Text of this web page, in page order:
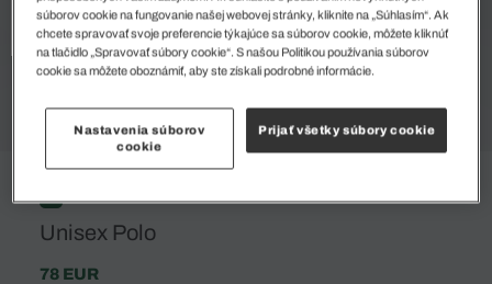
%
Unisex Polo
78 EUR
súborov cookie na fungovanie našej webovej stránky, kliknite na „Súhlasím“. Ak
chcete spravovať svoje preferencie týkajúce sa súborov cookie, môžete kliknúť
na tlačidlo „Spravovať súbory cookie“. S našou Politikou používania súborov
cookie sa môžete oboznámiť, aby ste získali podrobné informácie.
Nastavenia súborov
cookie
Prijať všetky súbory cookie